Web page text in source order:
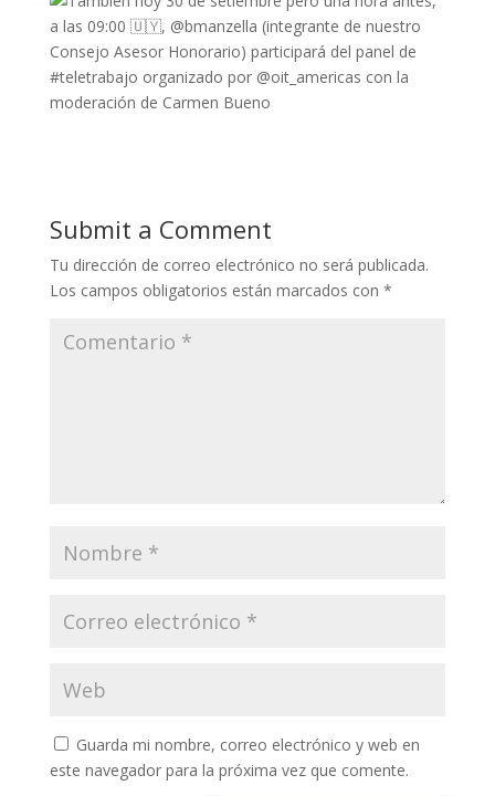
Submit a Comment
Tu dirección de correo electrónico no será publicada.
Los campos obligatorios están marcados con *
Guarda mi nombre, correo electrónico y web en
este navegador para la próxima vez que comente.